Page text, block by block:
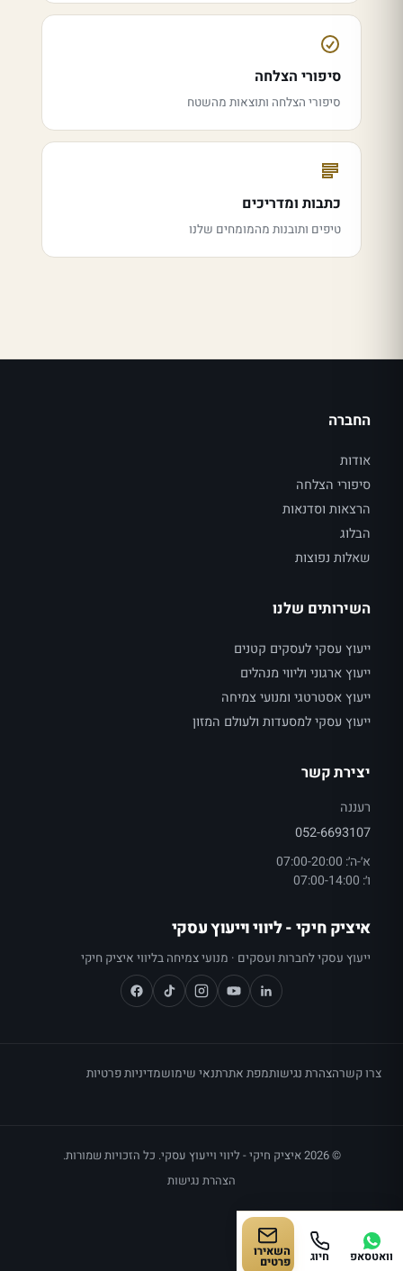
סיפורי הצלחה
סיפורי הצלחה ותוצאות מהשטח
כתבות ומדריכים
טיפים ותובנות מהמומחים שלנו
החברה
אודות
סיפורי הצלחה
הרצאות וסדנאות
הבלוג
שאלות נפוצות
השירותים שלנו
ייעוץ עסקי לעסקים קטנים
ייעוץ ארגוני וליווי מנהלים
ייעוץ אסטרטגי ומנועי צמיחה
ייעוץ עסקי למסעדות ולעולם המזון
יצירת קשר
רעננה
052-6693107
א׳-ה׳: 07:00-20:00
ו׳: 07:00-14:00
איציק חיקי - ליווי וייעוץ עסקי
ייעוץ עסקי לחברות ועסקים · מנועי צמיחה בליווי איציק חיקי
צרו קשרהצהרת נגישותמפת אתרתנאי שימושמדיניות פרטיות
© 2026 איציק חיקי - ליווי וייעוץ עסקי. כל הזכויות שמורות.
הצהרת נגישות
וואטסאפ חיוג השאירו
פרטים